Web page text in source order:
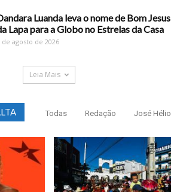
Luanda leva o nome de Bom Jesus
Lapa para a Globo no Estrelas da Casa
de agosto de 2026
Leia Mais
Todas Redação José Hélio